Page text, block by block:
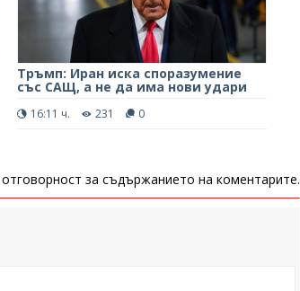
Тръмп: Иран иска споразумение
със САЩ, а не да има нови удари
16:11 ч. 231 0
за съдържанието на коментарите.